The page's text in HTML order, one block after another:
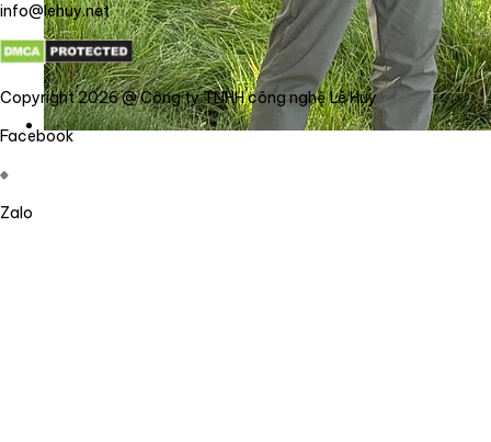
info@lehuy.net
Copyright 2026 @ Công ty TNHH công nghệ Lê Huy
Facebook
Zalo